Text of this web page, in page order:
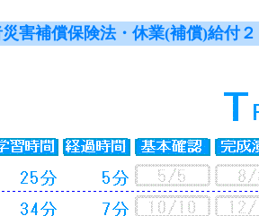
害補償保険法・休業(補償)給付２